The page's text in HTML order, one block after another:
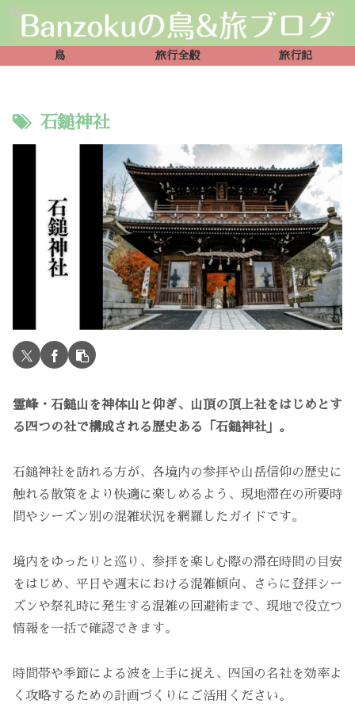
鳥 旅行全般 旅行記
石鎚神社
霊峰・石鎚山を神体山と仰ぎ、山頂の頂上社をはじめとす
る四つの社で構成される歴史ある「石鎚神社」。
石鎚神社を訪れる方が、各境内の参拝や山岳信仰の歴史に
触れる散策をより快適に楽しめるよう、現地滞在の所要時
間やシーズン別の混雑状況を網羅したガイドです。
境内をゆったりと巡り、参拝を楽しむ際の滞在時間の目安
をはじめ、平日や週末における混雑傾向、さらに登拝シー
ズンや祭礼時に発生する混雑の回避術まで、現地で役立つ
情報を一括で確認できます。
時間帯や季節による波を上手に捉え、四国の名社を効率よ
く攻略するための計画づくりにご活用ください。